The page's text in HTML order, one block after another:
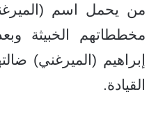
من يحمل اسم
مخططاتهم الخبيثة
إبراهيم (الميرغني)
القيادة.